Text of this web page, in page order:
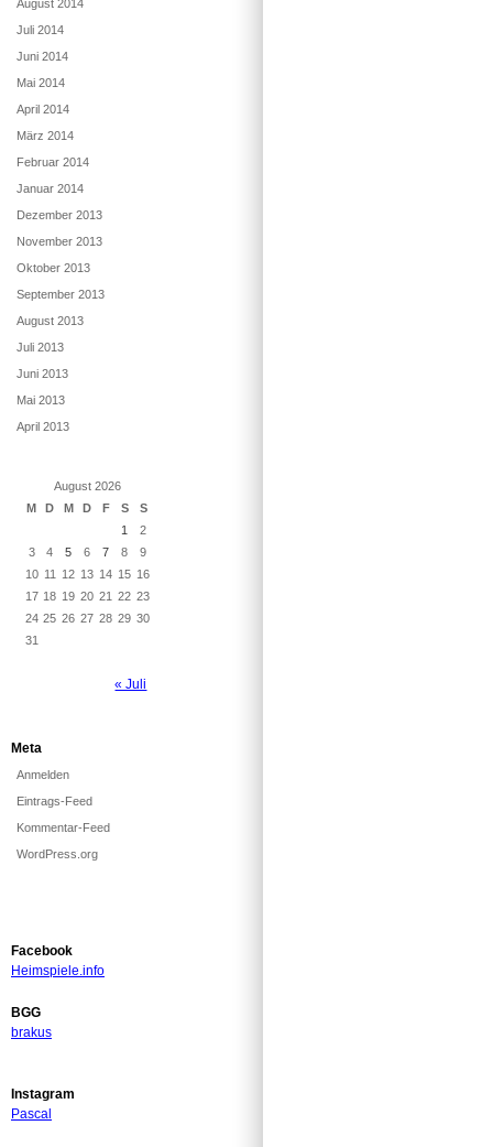
August 2014
Juli 2014
Juni 2014
Mai 2014
April 2014
März 2014
Februar 2014
Januar 2014
Dezember 2013
November 2013
Oktober 2013
September 2013
August 2013
Juli 2013
Juni 2013
Mai 2013
April 2013
August 2026
M
D M D F S
S
1
2
3
4 5 6 7 8
9
10 11 12 13 14 15 16
17 18 19 20 21 22 23
24 25 26 27 28 29 30
31
« Juli
Meta
Anmelden
Eintrags-Feed
Kommentar-Feed
WordPress.org
Facebook
Heimspiele.info
BGG
brakus
Instagram
Pascal